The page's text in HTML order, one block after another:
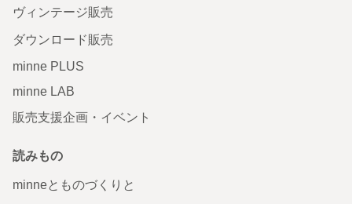
ヴィンテージ販売
ダウンロード販売
minne PLUS
minne LAB
販売支援企画・イベント
読みもの
minneとものづくりと